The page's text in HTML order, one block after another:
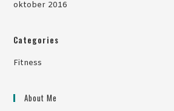
oktober 2016
Categories
Fitness
About Me